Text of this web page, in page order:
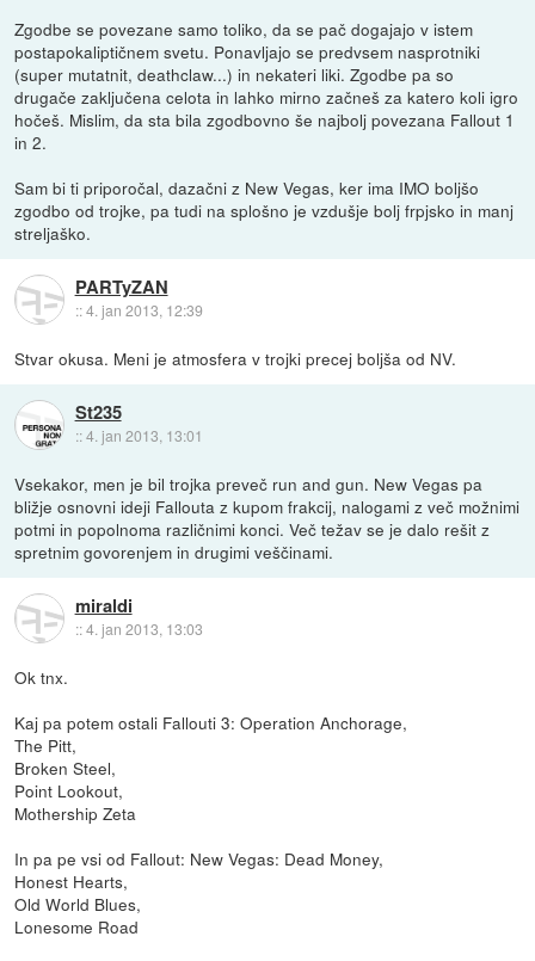
Zgodbe se povezane samo toliko, da se pač dogajajo v istem
postapokaliptičnem svetu. Ponavljajo se predvsem nasprotniki
(super mutatnit, deathclaw...) in nekateri liki. Zgodbe pa so
drugače zaključena celota in lahko mirno začneš za katero koli igro
hočeš. Mislim, da sta bila zgodbovno še najbolj povezana Fallout 1
in 2.
Sam bi ti priporočal, dazačni z New Vegas, ker ima IMO boljšo
zgodbo od trojke, pa tudi na splošno je vzdušje bolj frpjsko in manj
streljaško.
PARTyZAN
::4. jan 2013, 12:39
Stvar okusa. Meni je atmosfera v trojki precej boljša od NV.
St235
::4. jan 2013, 13:01
Vsekakor, men je bil trojka preveč run and gun. New Vegas pa
bližje osnovni ideji Fallouta z kupom frakcij, nalogami z več možnimi
potmi in popolnoma različnimi konci. Več težav se je dalo rešit z
spretnim govorenjem in drugimi veščinami.
miraldi
::4. jan 2013, 13:03
Ok tnx.
Kaj pa potem ostali Fallouti 3: Operation Anchorage,
The Pitt,
Broken Steel,
Point Lookout,
Mothership Zeta
In pa pe vsi od Fallout: New Vegas: Dead Money,
Honest Hearts,
Old World Blues,
Lonesome Road